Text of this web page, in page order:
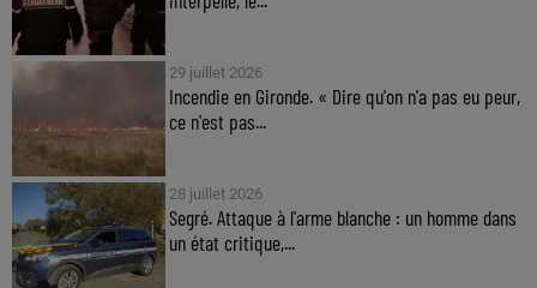
29 juillet 2026
Incendie en Gironde. « Dire qu'on n'a pas eu peur,
ce n'est pas...
28 juillet 2026
Segré. Attaque à l'arme blanche : un homme dans
un état critique,...